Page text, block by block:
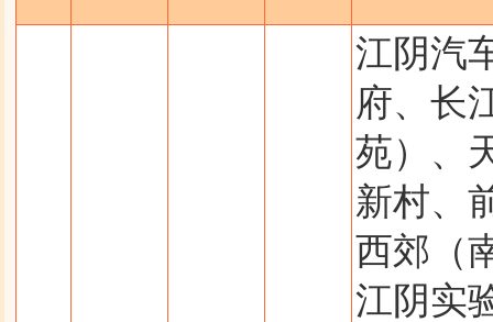
江阴汽
府、长
苑）、
新村、
西郊（
江阴实